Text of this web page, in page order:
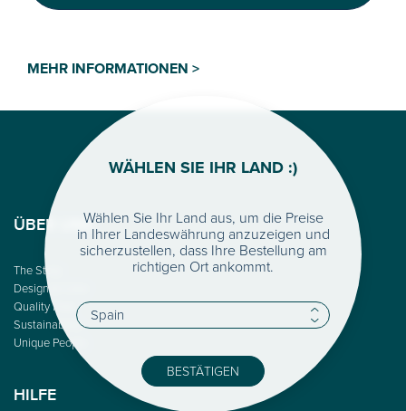
MEHR INFORMATIONEN >
ÜBER UNS
The Story
Design & Color
Quality First
Sustainability
Unique People
HILFE
WÄHLEN SIE IHR LAND :)
Wählen Sie Ihr Land aus, um die Preise
in Ihrer Landeswährung anzuzeigen und
sicherzustellen, dass Ihre Bestellung am
richtigen Ort ankommt.
BESTÄTIGEN